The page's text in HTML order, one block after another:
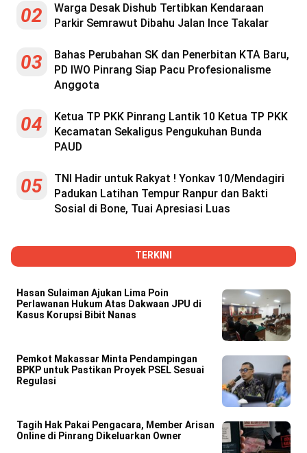
02
Warga Desak Dishub Tertibkan Kendaraan
Parkir Semrawut Dibahu Jalan Ince Takalar
03
Bahas Perubahan SK dan Penerbitan KTA Baru,
PD IWO Pinrang Siap Pacu Profesionalisme
Anggota
04
Ketua TP PKK Pinrang Lantik 10 Ketua TP PKK
Kecamatan Sekaligus Pengukuhan Bunda
PAUD
05
TNI Hadir untuk Rakyat ! Yonkav 10/Mendagiri
Padukan Latihan Tempur Ranpur dan Bakti
Sosial di Bone, Tuai Apresiasi Luas
TERKINI
Hasan Sulaiman Ajukan Lima Poin
Perlawanan Hukum Atas Dakwaan JPU di
Kasus Korupsi Bibit Nanas
Pemkot Makassar Minta Pendampingan
BPKP untuk Pastikan Proyek PSEL Sesuai
Regulasi
Tagih Hak Pakai Pengacara, Member Arisan
Online di Pinrang Dikeluarkan Owner